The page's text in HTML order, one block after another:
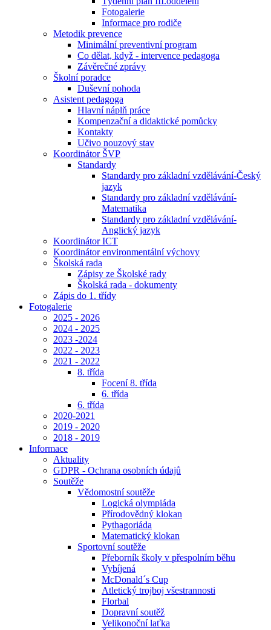
Fotogalerie
Informace pro rodiče
Metodik prevence
Minimální preventivní program
Co dělat, když - intervence pedagoga
Závěrečné zprávy
Školní poradce
Duševní pohoda
Asistent pedagoga
Hlavní náplň práce
Kompenzační a didaktické pomůcky
Kontakty
Učivo nouzový stav
Koordinátor ŠVP
Standardy
Standardy pro základní vzdělávání-Český
jazyk
Standardy pro základní vzdělávání-
Matematika
Standardy pro základní vzdělávání-
Anglický jazyk
Koordinátor ICT
Koordinátor environmentální výchovy
Školská rada
Zápisy ze Školské rady
Školská rada - dokumenty
Zápis do 1. třídy
Fotogalerie
2025 - 2026
2024 - 2025
2023 -2024
2022 - 2023
2021 - 2022
8. třída
Focení 8. třída
6. třída
6. třída
2020-2021
2019 - 2020
2018 - 2019
Informace
Aktuality
GDPR - Ochrana osobních údajů
Soutěže
Vědomostní soutěže
Logická olympiáda
Přírodovědný klokan
Pythagoriáda
Matematický klokan
Sportovní soutěže
Přeborník školy v přespolním běhu
Vybíjená
McDonald´s Cup
Atletický trojboj všestrannosti
Florbal
Dopravní soutěž
Velikonoční laťka